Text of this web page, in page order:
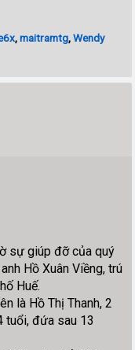
,maitramtg,Wendy
sự giúp đỡ của quý
Hồ Xuân Viềng, trú
Huế.
là Hồ Thị Thanh, 2
tuổi, đứa sau 13